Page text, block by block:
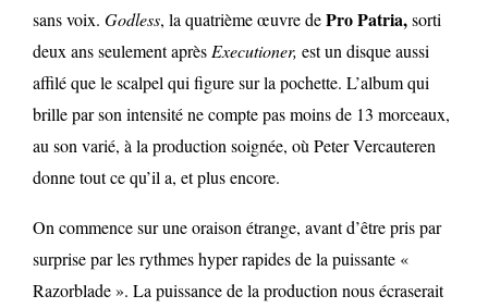
sans voix. Godless, la quatrième œuvre dePro Patria,sorti
deux ans seulement après Executioner, est un disque aussi
affilé que le scalpel qui figure sur la pochette. L’album qui
brille par son intensité ne compte pas moins de 13 morceaux,
au son varié, à la production soignée, où Peter Vercauteren
donne tout ce qu’il a, et plus encore.
On commence sur une oraison étrange, avant d’être pris par
surprise par les rythmes hyper rapides de la puissante «
Razorblade ». La puissance de la production nous écraserait